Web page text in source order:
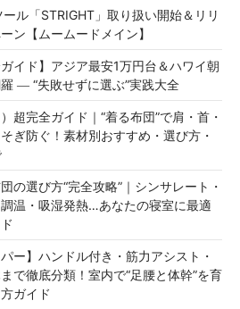
ル「STRIGHT」取り扱い開始＆リリ
ン【ムームードメイン】
ガイド】アジア最安1万円台＆ハワイ朝
― “失敗せずに選ぶ”実践大全
超完全ガイド｜“着る布団”で肩・首・
ぎ防ぐ！素材別おすすめ・選び方・
の選び方“完全攻略”｜シンサレート・
温・吸湿発熱…あなたの寝室に最適
パー】ハンドル付き・筋力アシスト・
で徹底分類！室内で“足腰と体幹”を育
ガイド